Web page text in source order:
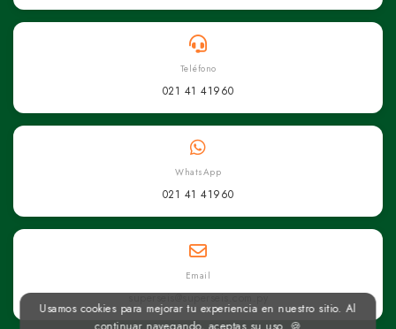
Teléfono
021 41 41960
WhatsApp
021 41 41960
Email
superseis@superseis.com.py
Usamos cookies para mejorar tu experiencia en nuestro sitio. Al